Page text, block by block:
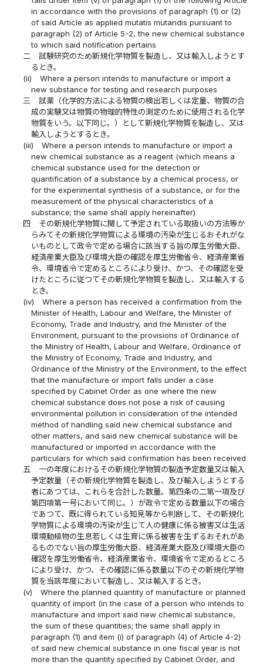
in accordance with the provisions of paragraph (1) or (2)
of said Article as applied mutatis mutandis pursuant to
paragraph (2) of Article 5-2, the new chemical substance
to which said notification pertains
二
試験研究のため新規化学物質を製造し、又は輸入しようとす
るとき。
(ii)
Where a person intends to manufacture or import a
new substance for testing and research purposes
三
試薬（化学的方法による物質の検出若しくは定量、物質の合
成の実験又は物質の物理的特性の測定のために使用される化学
物質をいう。以下同じ。）として新規化学物質を製造し、又は
輸入しようとするとき。
(iii)
Where a person intends to manufacture or import a
new chemical substance as a reagent (which means a
chemical substance used for the detection or
quantification of a substance by a chemical process, or
for the experimental synthesis of a substance, or for the
measurement of the physical characteristics of a
substance; the same shall apply hereinafter)
四
その新規化学物質に関して予定されている取扱いの方法等か
らみてその新規化学物質による環境の汚染が生じるおそれがな
いものとして政令で定める場合に該当する旨の厚生労働大臣、
経済産業大臣及び環境大臣の確認を厚生労働省令、経済産業省
令、環境省令で定めるところにより受け、かつ、その確認を受
けたところに従つてその新規化学物質を製造し、又は輸入する
とき。
(iv)
Where a person has received a confirmation from the
Minister of Health, Labour and Welfare, the Minister of
Economy, Trade and Industry, and the Minister of the
Environment, pursuant to the provisions of Ordinance of
the Ministry of Health, Labour and Welfare, Ordinance of
the Ministry of Economy, Trade and Industry, and
Ordinance of the Ministry of the Environment, to the effect
that the manufacture or import falls under a case
specified by Cabinet Order as one where the new
chemical substance does not pose a risk of causing
environmental pollution in consideration of the intended
method of handling said new chemical substance and
other matters, and said new chemical substance will be
manufactured or imported in accordance with the
particulars for which said confirmation has been received
五
一の年度におけるその新規化学物質の製造予定数量又は輸入
予定数量（その新規化学物質を製造し、及び輸入しようとする
者にあつては、これらを合計した数量。第四条の二第一項及び
第四項第一号において同じ。）が政令で定める数量以下の場合
であつて、既に得られている知見等から判断して、その新規化
学物質による環境の汚染が生じて人の健康に係る被害又は生活
環境動植物の生息若しくは生育に係る被害を生ずるおそれがあ
るものでない旨の厚生労働大臣、経済産業大臣及び環境大臣の
確認を厚生労働省令、経済産業省令、環境省令で定めるところ
により受け、かつ、その確認に係る数量以下のその新規化学物
質を当該年度において製造し、又は輸入するとき。
(v)
Where the planned quantity of manufacture or planned
quantity of import (in the case of a person who intends to
manufacture and import said new chemical substance,
the sum of these quantities; the same shall apply in
paragraph (1) and item (i) of paragraph (4) of Article 4-2)
of said new chemical substance in one fiscal year is not
more than the quantity specified by Cabinet Order, and